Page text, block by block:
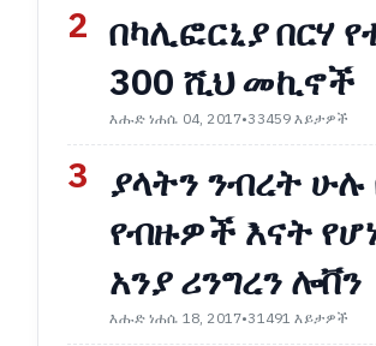
2 በካሊፎርኒያ በርሃ
300 ሺህ መኪኖች
እሑድ ነሐሴ 04, 2017•33459 እይታዎች
3 ያላትን ንብረት
የብዙዎች እናት
አንያ ሪንግረን ሎቨን
እሑድ ነሐሴ 18, 2017•31491 እይታዎች